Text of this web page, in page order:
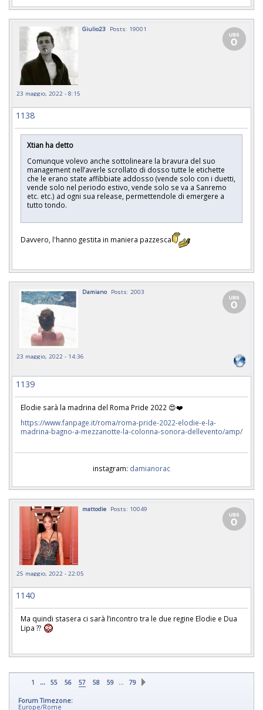
Giulio23 Posts: 19001
23 maggio, 2022 - 8:15
1138
Xtian ha detto
Comunque volevo anche sottolineare la bravura del suo
management nell’averle scrollato di dosso tutte le etichette
che le erano state affibbiate addosso (vende solo con i duetti,
vende solo nel periodo estivo, vende solo se va a Sanremo
etc. etc.) ad ogni sua release, permettendole di emergere a
tutto tondo.
Davvero, l'hanno gestita in maniera pazzesca
Damiano Posts: 2003
23 maggio, 2022 - 14:36
1139
Elodie sarà la madrina del Roma Pride 2022 😍❤️
https://www.fanpage.it/roma/roma-pride-2022-elodie-e-la-
madrina-bagno-a-mezzanotte-la-colonna-sonora-dellevento/amp/
instagram: damianorac
mattodie Posts: 10049
25 maggio, 2022 - 22:05
1140
Ma quindi stasera ci sarà l’incontro tra le due regine Elodie e Dua
Lipa ??
1 ... 55 56 57 58 59 … 79
Forum Timezone:
Europe/Rome